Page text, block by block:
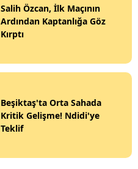
Salih Özcan, İlk Maçının
Ardından Kaptanlığa Göz
Kırptı
Beşiktaş'ta Orta Sahada
Kritik Gelişme! Ndidi'ye
Teklif